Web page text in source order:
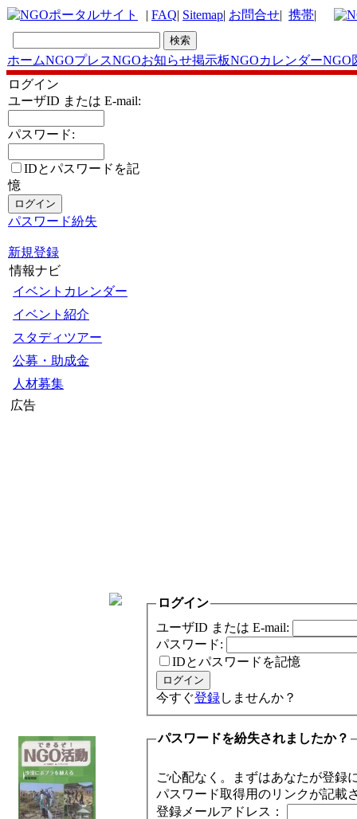
| FAQ| Sitemap| お問合せ| 携帯|
ホームNGOプレスNGOお知らせ掲示板NGOカレンダーNGO
ログイン
ユーザID または E-mail:
パスワード:
IDとパスワードを記
憶
パスワード紛失
新規登録
情報ナビ
イベントカレンダー
イベント紹介
スタディツアー
公募・助成金
人材募集
広告
ログイン
ユーザID または E-mail:
パスワード:
IDとパスワードを記憶
今すぐ登録しませんか？
パスワードを紛失されましたか？
ご心配なく。まずはあなたが登録
パスワード取得用のリンクが記載
登録メールアドレス：